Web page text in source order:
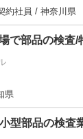
約社員 / 神奈川県
で部品の検査
県
型部品の検